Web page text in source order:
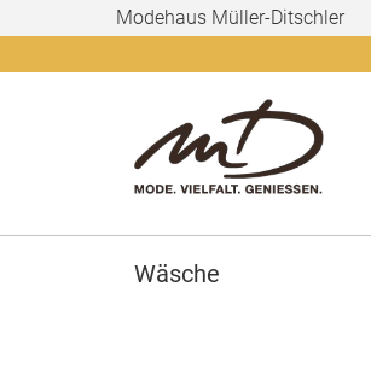
Modehaus Müller-Ditschler
Wäsche